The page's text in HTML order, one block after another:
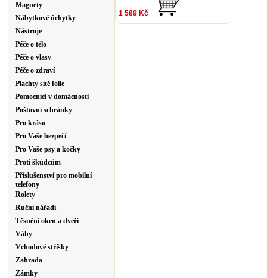
Magnety
Nábytkové úchytky
Nástroje
Péče o tělo
Péče o vlasy
Péče o zdraví
Plachty sítě folie
Pomocníci v domácnosti
Poštovní schránky
Pro krásu
Pro Vaše bezpečí
Pro Vaše psy a kočky
Proti škůdcům
Příslušenství pro mobilní
telefony
Rolety
Ruční nářadí
Těsnění oken a dveří
Váhy
Vchodové stříšky
Zahrada
Zámky
1 589 Kč